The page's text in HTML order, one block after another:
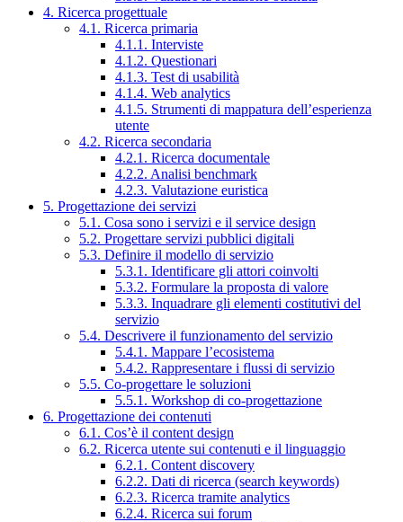
4. Ricerca progettuale
4.1. Ricerca primaria
4.1.1. Interviste
4.1.2. Questionari
4.1.3. Test di usabilità
4.1.4. Web analytics
4.1.5. Strumenti di mappatura dell’esperienza
utente
4.2. Ricerca secondaria
4.2.1. Ricerca documentale
4.2.2. Analisi benchmark
4.2.3. Valutazione euristica
5. Progettazione dei servizi
5.1. Cosa sono i servizi e il service design
5.2. Progettare servizi pubblici digitali
5.3. Definire il modello di servizio
5.3.1. Identificare gli attori coinvolti
5.3.2. Formulare la proposta di valore
5.3.3. Inquadrare gli elementi costitutivi del
servizio
5.4. Descrivere il funzionamento del servizio
5.4.1. Mappare l’ecosistema
5.4.2. Rappresentare i flussi di servizio
5.5. Co-progettare le soluzioni
5.5.1. Workshop di co-progettazione
6. Progettazione dei contenuti
6.1. Cos’è il content design
6.2. Ricerca utente sui contenuti e il linguaggio
6.2.1. Content discovery
6.2.2. Dati di ricerca (search keywords)
6.2.3. Ricerca tramite analytics
6.2.4. Ricerca sui forum